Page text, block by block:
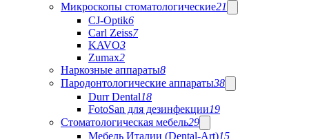
Микроскопы стоматологические21
CJ-Optik6
Carl Zeiss7
KAVO3
Zumax2
Наркозные аппараты8
Пародонтологические аппараты38
Durr Dental18
FotoSan для дезинфекции19
Стоматологическая мебель29
Мебель Италии (Dental-Art)15